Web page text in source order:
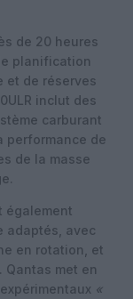
de 20 heures
planification
et de réserves
inclut des
carburant
performance de
de la masse
également
adaptés, avec
en rotation, et
met en
«